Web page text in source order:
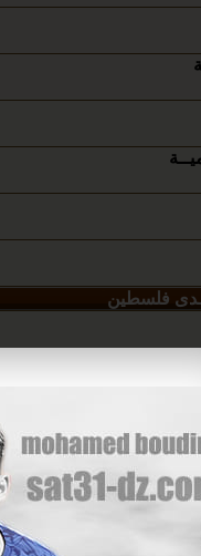
فلسطين
و المواصلات